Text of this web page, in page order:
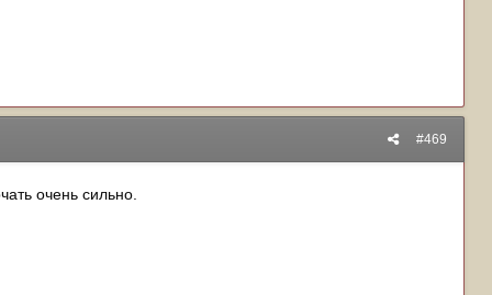
#469
очень сильно.